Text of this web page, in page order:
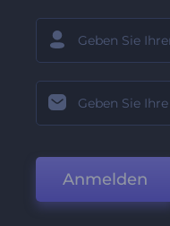
Anmelden